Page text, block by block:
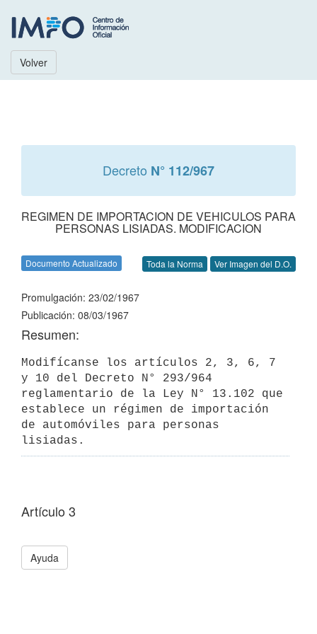
Volver
Decreto N° 112/967
REGIMEN DE IMPORTACION DE VEHICULOS PARA
PERSONAS LISIADAS. MODIFICACION
Documento Actualizado Toda la Norma Ver Imagen del D.O.
Promulgación: 23/02/1967
Publicación: 08/03/1967
Resumen:
Modifícanse los artículos 2, 3, 6, 7
y 10 del Decreto N° 293/964
reglamentario de la Ley N° 13.102 que
establece un régimen de importación
de automóviles para personas
lisiadas.
Artículo 3
Ayuda